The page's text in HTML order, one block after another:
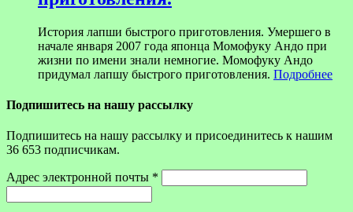
История лапши быстрого приготовления. Умершего в
начале января 2007 года японца Момофуку Андо при
жизни по имени знали немногие. Момофуку Андо
придумал лапшу быстрого приготовления. Подробнее
Подпишитесь на нашу рассылку
Подпишитесь на нашу рассылку и присоединитесь к нашим
36 653 подписчикам.
Адрес электронной почты *